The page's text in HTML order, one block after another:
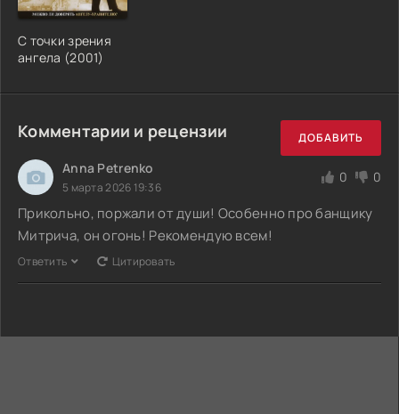
С точки зрения
ангела (2001)
Комментарии и рецензии ДОБАВИТЬ
Anna Petrenko
5 марта 2026 19:36
0 0
Прикольно, поржали от души! Особенно про банщику
Митрича, он огонь! Рекомендую всем!
Ответить Цитировать